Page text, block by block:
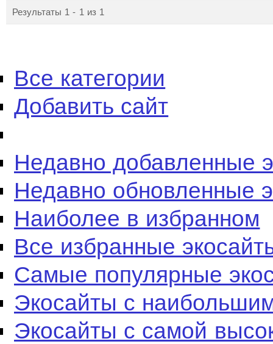
Результаты 1 - 1 из 1
Все категории
Добавить сайт
Недавно добавленные
Недавно обновленные
Наиболее в избранном
Все избранные
Самые популярные
Экосайты с
Экосайты с самой